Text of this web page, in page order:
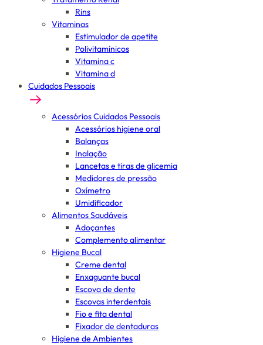
Rins
Vitaminas
Estimulador de apetite
Polivitamínicos
Vitamina c
Vitamina d
Cuidados Pessoais
Acessórios Cuidados Pessoais
Acessórios higiene oral
Balanças
Inalação
Lancetas e tiras de glicemia
Medidores de pressão
Oxímetro
Umidificador
Alimentos Saudáveis
Adoçantes
Complemento alimentar
Higiene Bucal
Creme dental
Enxaguante bucal
Escova de dente
Escovas interdentais
Fio e fita dental
Fixador de dentaduras
Higiene de Ambientes